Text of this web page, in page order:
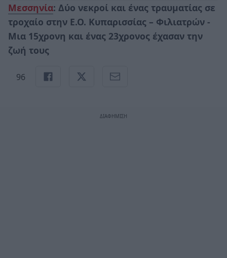
Μεσσηνία: Δύο νεκροί και ένας τραυματίας σε
τροχαίο στην Ε.Ο. Κυπαρισσίας – Φιλιατρών -
Μια 15χρονη και ένας 23χρονος έχασαν την
ζωή τους
96